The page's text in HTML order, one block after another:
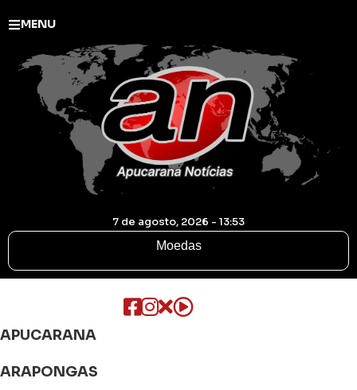
MENU
7 de agosto, 2026 - 13:53
Moedas
APUCARANA
ARAPONGAS